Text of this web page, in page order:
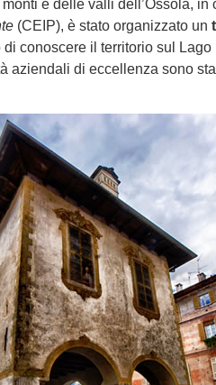
monti e delle valli dell’Ossola, in
(CEIP), è stato organizzato un
di conoscere il territorio sul Lago
aziendali di eccellenza sono